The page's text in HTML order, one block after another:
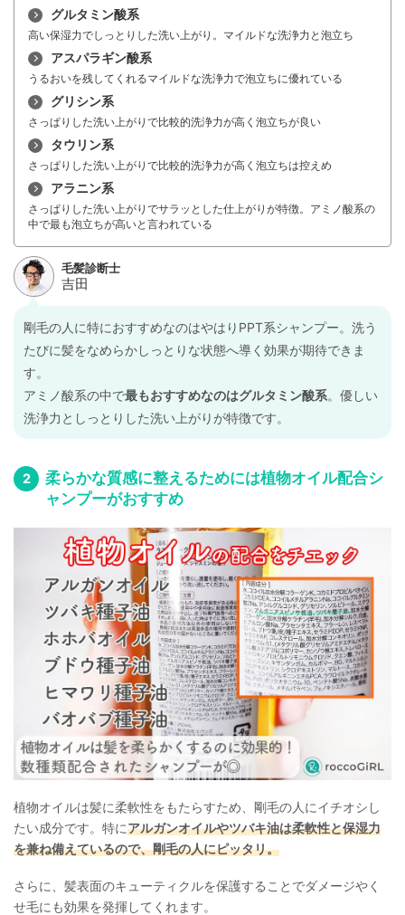
グルタミン酸系
高い保湿力でしっとりした洗い上がり。マイルドな洗浄力と泡立ち
アスパラギン酸系
うるおいを残してくれるマイルドな洗浄力で泡立ちに優れている
グリシン系
さっぱりした洗い上がりで比較的洗浄力が高く泡立ちが良い
タウリン系
さっぱりした洗い上がりで比較的洗浄力が高く泡立ちは控えめ
アラニン系
さっぱりした洗い上がりでサラッとした仕上がりが特徴。アミノ酸系の
中で最も泡立ちが高いと言われている
剛毛の人に特におすすめなのはやはりPPT系シャンプー。洗う
たびに髪をなめらかしっとりな状態へ導く効果が期待できま
す。
アミノ酸系の中で最もおすすめなのはグルタミン酸系。優しい
洗浄力としっとりした洗い上がりが特徴です。
柔らかな質感に整えるためには植物オイル配合シ
ャンプーがおすすめ
植物オイルは髪に柔軟性をもたらすため、剛毛の人にイチオシし
たい成分です。特にアルガンオイルやツバキ油は柔軟性と保湿力
を兼ね備えているので、剛毛の人にピッタリ。
さらに、髪表面のキューティクルを保護することでダメージやく
せ毛にも効果を発揮してくれます。